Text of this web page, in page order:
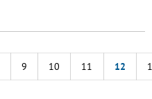
9 10 11 12